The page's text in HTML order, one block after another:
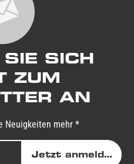
SICH
ZUM
AN
Neuigkeiten mehr *
Jetzt anmelden